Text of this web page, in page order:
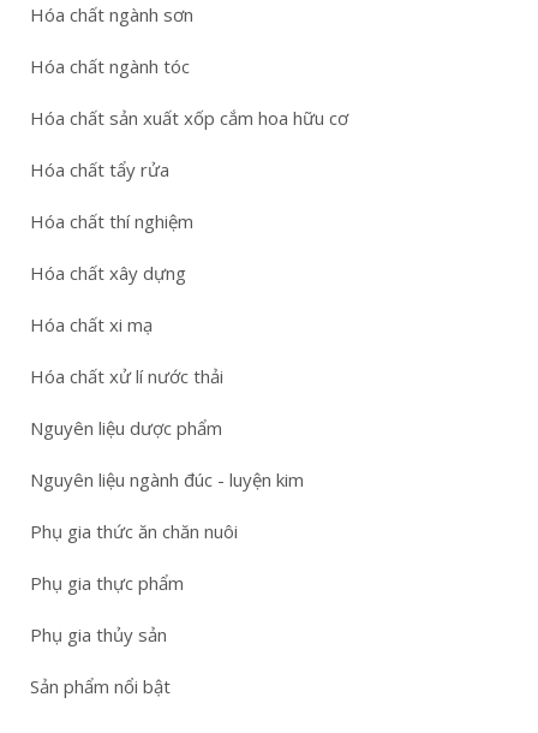
Hóa chất ngành sơn
Hóa chất ngành tóc
Hóa chất sản xuất xốp cắm hoa hữu cơ
Hóa chất tẩy rửa
Hóa chất thí nghiệm
Hóa chất xây dựng
Hóa chất xi mạ
Hóa chất xử lí nước thải
Nguyên liệu dược phẩm
Nguyên liệu ngành đúc - luyện kim
Phụ gia thức ăn chăn nuôi
Phụ gia thực phẩm
Phụ gia thủy sản
Sản phẩm nổi bật